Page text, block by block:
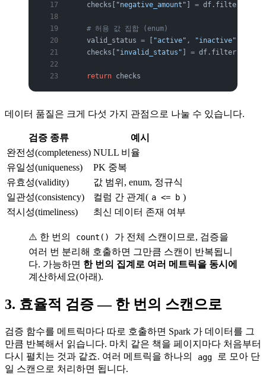
    checks[
"negative_amount" ] =
    # 허용 값 집합 (enum)
    valid_status
= [ "active" , "inactive"
    checks[
"invalid_status" ] = df.filter(
    return
checks
데이터 품질은 크게 다섯 가지 관점으로 나눌 수 있습니다.
검증 종류
예시
완전성(completeness) NULL 비율
유일성(uniqueness)
PK 중복
유효성(validity)
값 범위, enum, 정규식
일관성(consistency)
컬럼 간 관계( a <= b )
적시성(timeliness)
최신 데이터 존재 여부
⚠️ 한 번의 count()
가 전체 스캔이므로, 검증을
여러 번 분리해 호출하면 그만큼 스캔이 반복됩니
다. 가능하면 한 번의 집계로 여러 메트릭을 동시에
계산하세요(아래).
3. 효율적 검증 — 한 번의 스캔으로
검증 함수를 메트릭마다 따로 호출하면 Spark 가 데이터를 그
만큼 반복해서 읽습니다. 마치 같은 책을 페이지마다 처음부터
다시 펼치는 것과 같죠. 여러 메트릭을 하나의
agg
로 모아 단
일 스캔으로 처리하면 됩니다.